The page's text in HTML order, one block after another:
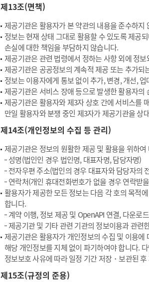
제13조(면책)
제공기관은 활용자가 본 약관의 내용을 준수하
정보는 현재 상태 그대로 활용할 수 있도록 제공
손실에 대한 책임을 부담하지 않습니다.
제공기관은 관련 법령에서 정하는 사항 외에 정
제공기관은 공공정보의 계속적 제공 또는 추가
정보는 이용자에게 통보 없이 추가, 변경, 개선,
제공기관은 서비스 장애 등으로 발생한 활용자의
제공기관은 활용자와 제3자 상호 간에 서비스를
만일 활용자와 분쟁 중인 제3자가 제공기관을 상
제14조(개인정보의 수집 등 관리)
제공기관은 정보의 원활한 제공 및 활용을 위하
성명(법인인 경우 법인명, 대표자명, 담당자명)
전자우편 주소(법인의 경우 대표자와 담당자의
연락처(개인 휴대전화번호가 없을 경우 연락받
활용자가 제공한 모든 정보는 다음 각 호의 목적
합니다.
계약 이행, 정보 제공 및 OpenAPI 연결, 다운로
제공기관 및 기타 관련 기관의 정보이용과 관련
제공기관은 활용자가 개인정보의 수집 및 이용
해당 개인정보를 지체 없이 파기하여야 합니다.
정보보호 사유에 따라 일정 기간 저장・보관된
제15조(규정의 준용)